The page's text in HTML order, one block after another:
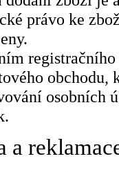
právo ke
obchodu,
osobních
a